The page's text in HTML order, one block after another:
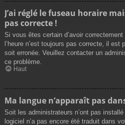
J’ai réglé le fuseau horaire
pas correcte !
Si vous êtes certain d’avoir
l’heure n’est toujours pas correcte, il est
soit erronée. Veuillez contacter un
ce problème.
Haut
Ma langue n’apparaît pas
Soit les administrateurs n’ont pas
logiciel n’a pas encore été traduit dans